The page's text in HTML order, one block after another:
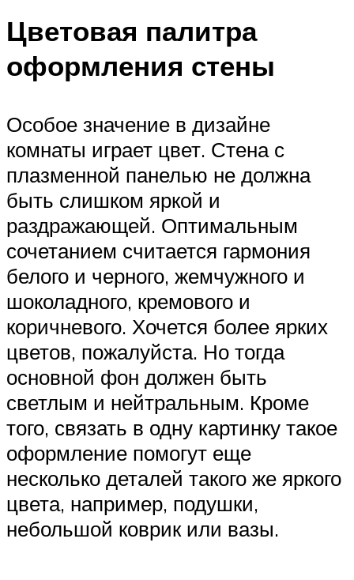
Цветовая палитра
оформления стены
Особое значение в дизайне
комнаты играет цвет. Стена с
плазменной панелью не должна
быть слишком яркой и
раздражающей. Оптимальным
сочетанием считается гармония
белого и черного, жемчужного и
шоколадного, кремового и
коричневого. Хочется более ярких
цветов, пожалуйста. Но тогда
основной фон должен быть
светлым и нейтральным. Кроме
того, связать в одну картинку такое
оформление помогут еще
несколько деталей такого же яркого
цвета, например, подушки,
небольшой коврик или вазы.